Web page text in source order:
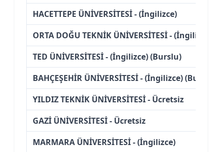
HACETTEPE ÜNİVERSİTESİ - (İngilizce)
ORTA DOĞU TEKNİK ÜNİVERSİTESİ -
TED ÜNİVERSİTESİ - (İngilizce) (Burslu)
BAHÇEŞEHİR ÜNİVERSİTESİ - (İngilizce) (Burslu)
YILDIZ TEKNİK ÜNİVERSİTESİ - Ücretsiz
GAZİ ÜNİVERSİTESİ - Ücretsiz
MARMARA ÜNİVERSİTESİ - (İngilizce)